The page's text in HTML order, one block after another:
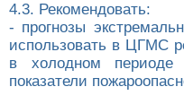
4.3. Рекомендовать:
- прогнозы
использовать в ЦГМС
в холодном периоде
показатели